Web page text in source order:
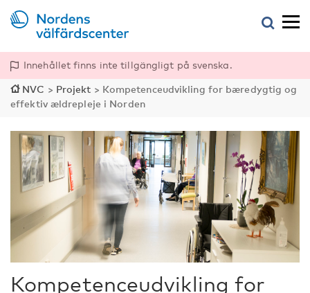
Innehållet finns inte tillgängligt på svenska.
NVC > Projekt > Kompetenceudvikling for bæredygtig og
effektiv ældrepleje i Norden
Kompetenceudvikling for